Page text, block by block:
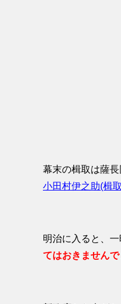
幕末の楫取は薩
小田村伊之助(楫
明治に入ると、
てはおきませんで